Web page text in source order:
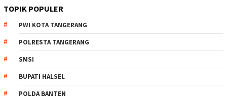
TOPIK POPULER
PWI KOTA TANGERANG
POLRESTA TANGERANG
SMSI
BUPATI HALSEL
POLDA BANTEN